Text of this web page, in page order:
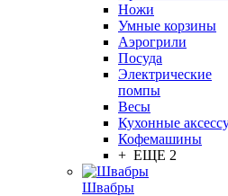
Ножи
Умные корзины
Аэрогрили
Посуда
Электрические
помпы
Весы
Кухонные
Кофемашины
+ ЕЩЕ 2
Швабры